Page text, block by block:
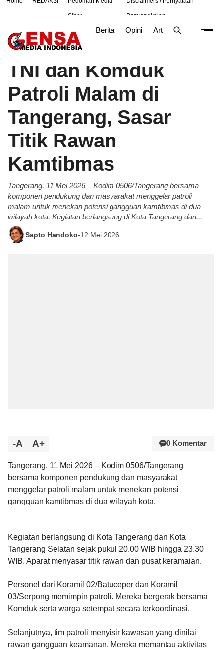
Siber Penyangkalan
Berita Opini Artikel
# Nasional News OLAHRAGA TNI
Beranda/Berita
TNI dan Komduk
Patroli Malam di
Tangerang, Sasar
Titik Rawan
Kamtibmas
Tangerang, 11 Mei 2026 – Kodim 0506/Tangerang bersama
komponen pendukung dan masyarakat menggelar patroli
malam untuk menekan potensi gangguan kamtibmas di dua
wilayah kota. Kegiatan berlangsung di Kota Tangerang dan...
Sapto Handoko-12 Mei 2026
-A A+ 0 Komentar
Tangerang, 11 Mei 2026 – Kodim 0506/Tangerang
bersama komponen pendukung dan masyarakat
menggelar patroli malam untuk menekan potensi
gangguan kamtibmas di dua wilayah kota.
Kegiatan berlangsung di Kota Tangerang dan Kota
Tangerang Selatan sejak pukul 20.00 WIB hingga 23.30
WIB. Aparat menyasar titik rawan dan pusat keramaian.
Personel dari Koramil 02/Batuceper dan Koramil
03/Serpong memimpin patroli. Mereka bergerak bersama
Komduk serta warga setempat secara terkoordinasi.
Selanjutnya, tim patroli menyisir kawasan yang dinilai
rawan gangguan keamanan. Mereka memantau aktivitas